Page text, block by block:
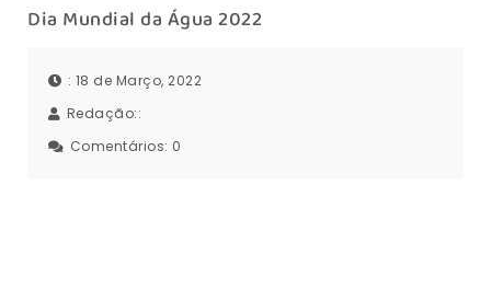
Dia Mundial da Água 2022
: 18 de Março, 2022
Redação::
Comentários: 0